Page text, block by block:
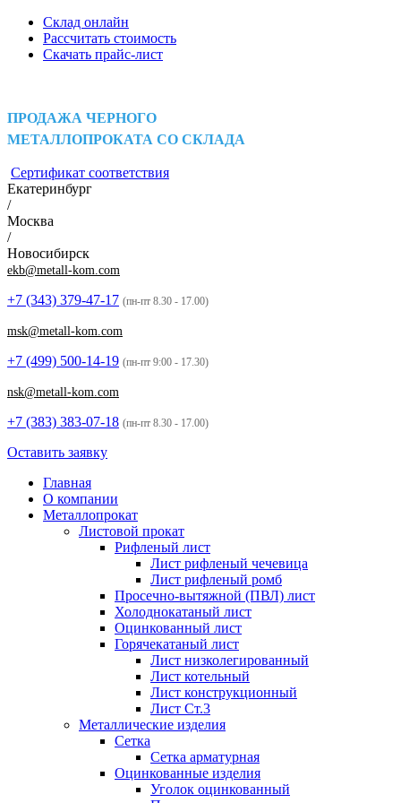
Склад онлайн
Рассчитать стоимость
Скачать прайс-лист
ПРОДАЖА ЧЕРНОГО
МЕТАЛЛОПРОКАТА СО СКЛАДА
Сертификат соответствия
Екатеринбург
/
Москва
/
Новосибирск
ekb@metall-kom.com
+7 (343) 379-47-17 (пн-пт 8.30 - 17.00)
msk@metall-kom.com
+7 (499) 500-14-19 (пн-пт 9:00 - 17.30)
nsk@metall-kom.com
+7 (383) 383-07-18 (пн-пт 8.30 - 17.00)
Оставить заявку
Главная
О компании
Металлопрокат
Листовой прокат
Рифленый лист
Лист рифленый чечевица
Лист рифленый ромб
Просечно-вытяжной (ПВЛ) лист
Холоднокатаный лист
Оцинкованный лист
Горячекатаный лист
Лист низколегированный
Лист котельный
Лист конструкционный
Лист Ст.3
Металлические изделия
Сетка
Сетка арматурная
Оцинкованные изделия
Уголок оцинкованный